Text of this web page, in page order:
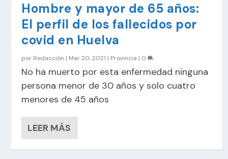
Hombre y mayor de 65 años:
El perfil de los fallecidos por
covid en Huelva
por Redacción | Mar 20, 2021 | Provincia | 0
No ha muerto por esta enfermedad ninguna
persona menor de 30 años y solo cuatro
menores de 45 años
LEER MÁS